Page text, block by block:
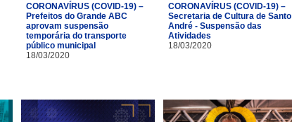
CORONAVÍRUS (COVID-19) –
Prefeitos do Grande ABC
aprovam suspensão
temporária do transporte
público municipal
18/03/2020
CORONAVÍRUS (COVID-19) –
Secretaria de Cultura de Santo
André - Suspensão das
Atividades
18/03/2020